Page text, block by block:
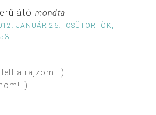
mondta
JANUÁR 26., CSÜTÖRTÖK,
a rajzom! :)
:)